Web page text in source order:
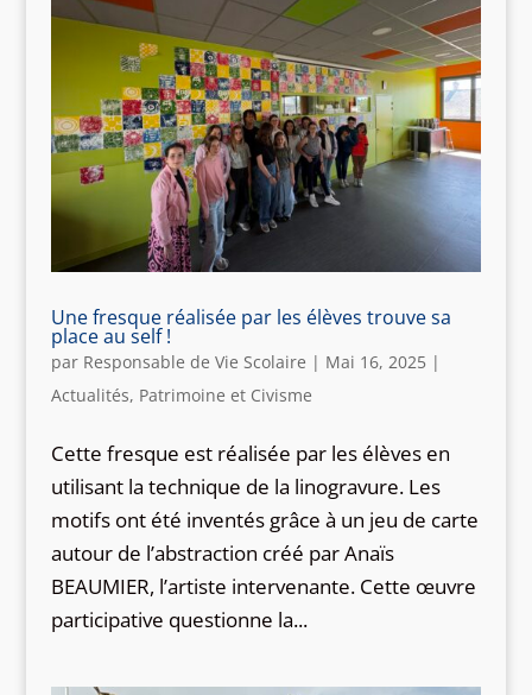
Une fresque réalisée par les élèves trouve sa
place au self !
par Responsable de Vie Scolaire | Mai 16, 2025 |
Actualités, Patrimoine et Civisme
Cette fresque est réalisée par les élèves en
utilisant la technique de la linogravure. Les
motifs ont été inventés grâce à un jeu de carte
autour de l’abstraction créé par Anaïs
BEAUMIER, l’artiste intervenante. Cette œuvre
participative questionne la...